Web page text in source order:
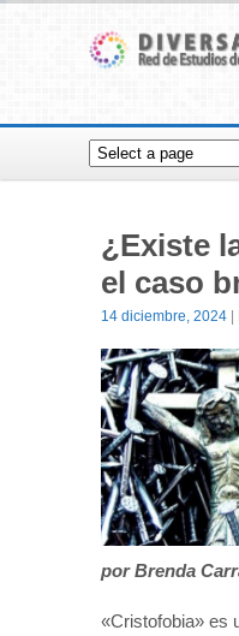
¿Existe
el caso
14 diciembre, 2024
por Brenda
«Cristofobia» es